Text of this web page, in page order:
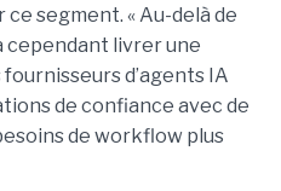
segment. « Au-delà de
livrer une
d’agents IA
de confiance avec de
de workflow plus